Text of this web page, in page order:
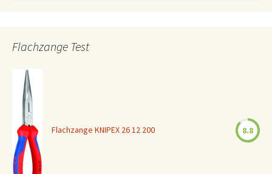
Flachzange Test
Flachzange KNIPEX 26 12 200 8.8